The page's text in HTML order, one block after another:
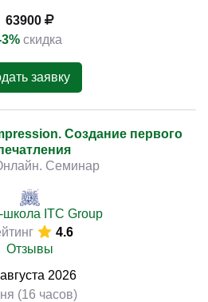
63900
скидка
заявку
Создание первого
Семинар
школа ITC Group
4.6
Отзывы
августа 2026
(16 часов)